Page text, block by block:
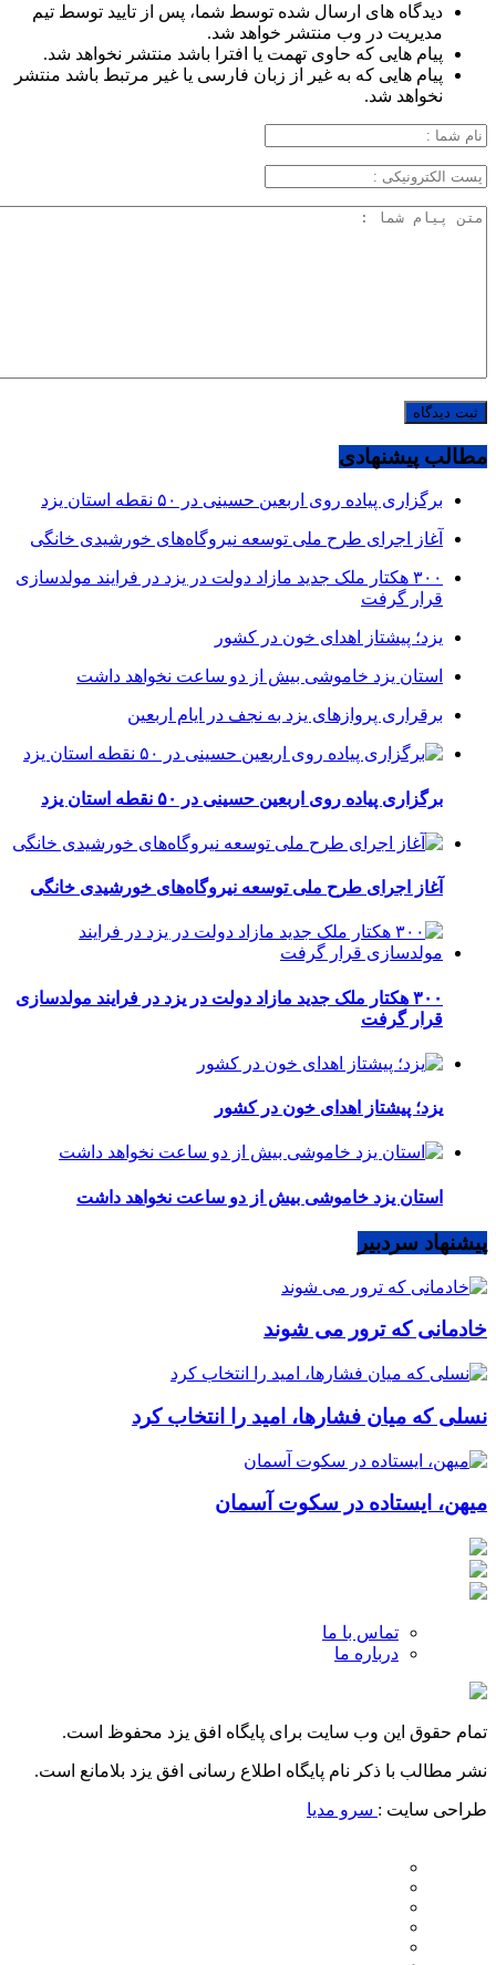
دیدگاه های ارسال شده توسط شما، پس از تایید توسط تیم
مدیریت در وب منتشر خواهد شد.
پیام هایی که حاوی تهمت یا افترا باشد منتشر نخواهد شد.
پیام هایی که به غیر از زبان فارسی یا غیر مرتبط باشد منتشر
نخواهد شد.
مطالب پیشنهادی
برگزاری پیاده روی اربعین حسینی در ۵۰ نقطه استان یزد
آغاز اجرای طرح ملی توسعه نیروگاه‌های خورشیدی خانگی
۳۰۰ هکتار ملک جدید مازاد دولت در یزد در فرایند مولدسازی
قرار گرفت
یزد؛ پیشتاز اهدای خون در کشور
استان یزد خاموشی بیش از دو ساعت نخواهد داشت
برقراری پرواز‌های یزد به نجف در ایام اربعین
برگزاری پیاده روی اربعین حسینی در ۵۰ نقطه استان یزد
آغاز اجرای طرح ملی توسعه نیروگاه‌های خورشیدی خانگی
۳۰۰ هکتار ملک جدید مازاد دولت در یزد در فرایند مولدسازی
قرار گرفت
یزد؛ پیشتاز اهدای خون در کشور
استان یزد خاموشی بیش از دو ساعت نخواهد داشت
پیشنهاد سردبیر
خادمانی که ترور می شوند
نسلی که میان فشارها، امید را انتخاب کرد
میهن، ایستاده در سکوت آسمان
تماس با ما
درباره ما
تمام حقوق این وب سایت برای پایگاه افق یزد محفوظ است.
نشر مطالب با ذکر نام پایگاه اطلاع رسانی افق یزد بلامانع است.
طراحی سایت : سرو مدیا